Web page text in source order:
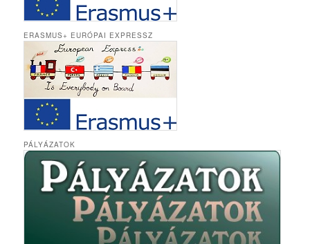
ERASMUS+ EURÓPAI EXPRESSZ
PÁLYÁZATOK